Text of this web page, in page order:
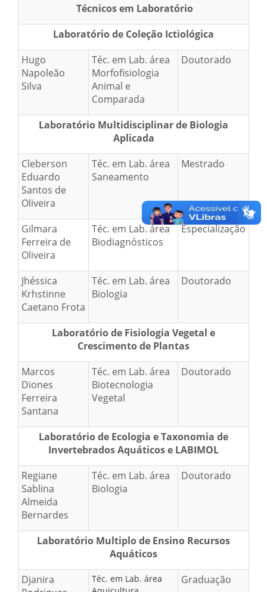
Técnicos em Laboratório
Laboratório de Coleção Ictiológica
Hugo
Napoleão
Silva
Téc. em Lab. área
Morfofisiologia
Animal e
Comparada
Doutorado
Laboratório Multidisciplinar de Biologia
Aplicada
Cleberson
Eduardo
Santos de
Oliveira
Téc. em Lab. área
Saneamento
Mestrado
Gilmara
Ferreira de
Oliveira
Téc. em Lab. área
Biodiagnósticos
Especialização
Jhéssica
Krhstinne
Caetano Frota
Téc. em Lab. área
Biologia
Doutorado
Laboratório de Fisiologia Vegetal e
Crescimento de Plantas
Marcos
Diones
Ferreira
Santana
Téc. em Lab. área
Biotecnologia
Vegetal
Doutorado
Laboratório de Ecologia e Taxonomia de
Invertebrados Aquáticos e LABIMOL
Regiane
Sablina
Almeida
Bernardes
Téc. em Lab. área
Biologia
Doutorado
Laboratório Multiplo de Ensino Recursos
Aquáticos
Djanira
Téc. em Lab. área
Graduação